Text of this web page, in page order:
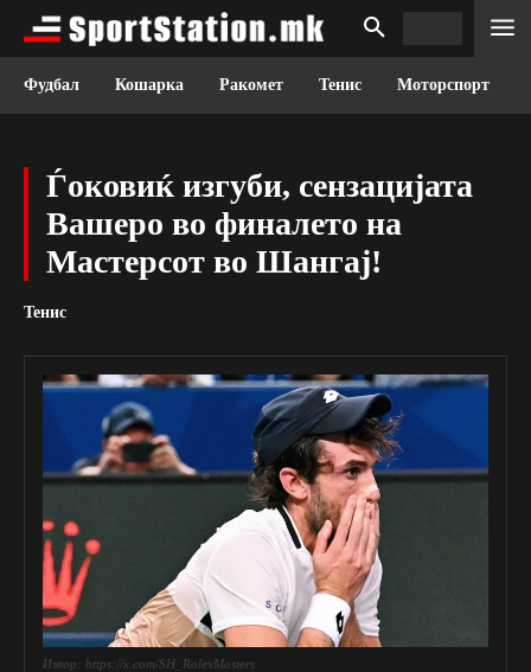
Фудбал Кошарка Ракомет Тенис Моторспорт
Ѓоковиќ изгуби, сензацијата
Вашеро во финалето на
Мастерсот во Шангај!
Тенис
Извор: https://x.com/SH_RolexMasters